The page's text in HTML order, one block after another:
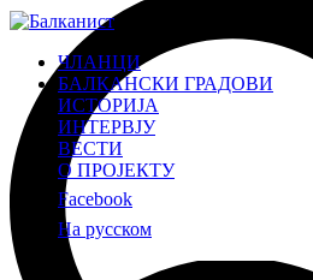
ЧЛАНЦИ
БАЛКАНСКИ ГРАДОВИ
ИСТОРИЈА
ИНТЕРВЈУ
ВЕСТИ
О ПРОЈЕКТУ
Facebook
На русском